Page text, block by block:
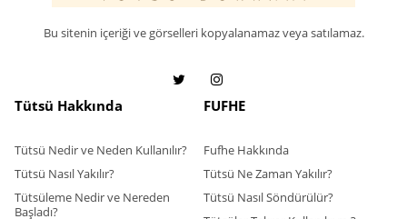
Bu sitenin içeriği ve görselleri kopyalanamaz veya satılamaz.
Tütsü Hakkında
Tütsü Nedir ve Neden Kullanılır?
Tütsü Nasıl Yakılır?
Tütsüleme Nedir ve Nereden
Başladı?
FUFHE
Fufhe Hakkında
Tütsü Ne Zaman Yakılır?
Tütsü Nasıl Söndürülür?